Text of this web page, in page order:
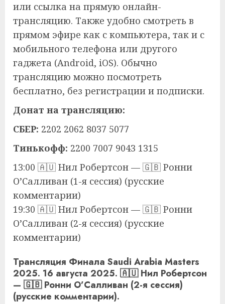
или ссылка на прямую онлайн-
трансляцию. Также удобно смотреть в
прямом эфире как с компьютера, так и с
мобильного телефона или другого
гаджета (Android, iOS). Обычно
трансляцию можно посмотреть
бесплатно, без регистрации и подписки.
Донат на трансляцию:
СБЕР: 2202 2062 8037 5077
Тинькофф: 2200 7007 9043 1315
13:00 🇦🇺 Нил Робертсон — 🇬🇧 Ронни
О’Салливан (1-я сессия) (русские
комментарии)
19:30 🇦🇺 Нил Робертсон — 🇬🇧 Ронни
О’Салливан (2-я сессия) (русские
комментарии)
Трансляция Финала Saudi Arabia Masters
2025. 16 августа 2025. 🇦🇺 Нил Робертсон
— 🇬🇧 Ронни О’Салливан (2-я сессия)
(русские комментарии).